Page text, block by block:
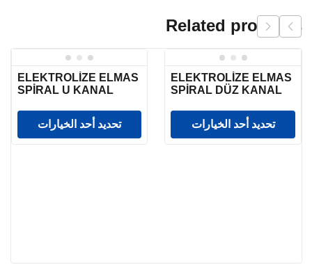
Related products
ELEKTROLİZE ELMAS
SPİRAL DÜZ KANAL
تحديد أحد الخيارات
ELEKTROLİZE ELMAS
SPİRAL U KANAL
تحديد أحد الخيارات